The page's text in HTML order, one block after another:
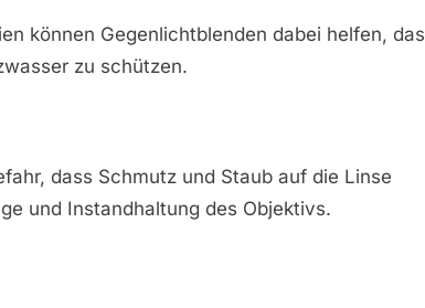
können Gegenlichtblenden dabei helfen, das
zu schützen.
dass Schmutz und Staub auf die Linse
und Instandhaltung des Objektivs.